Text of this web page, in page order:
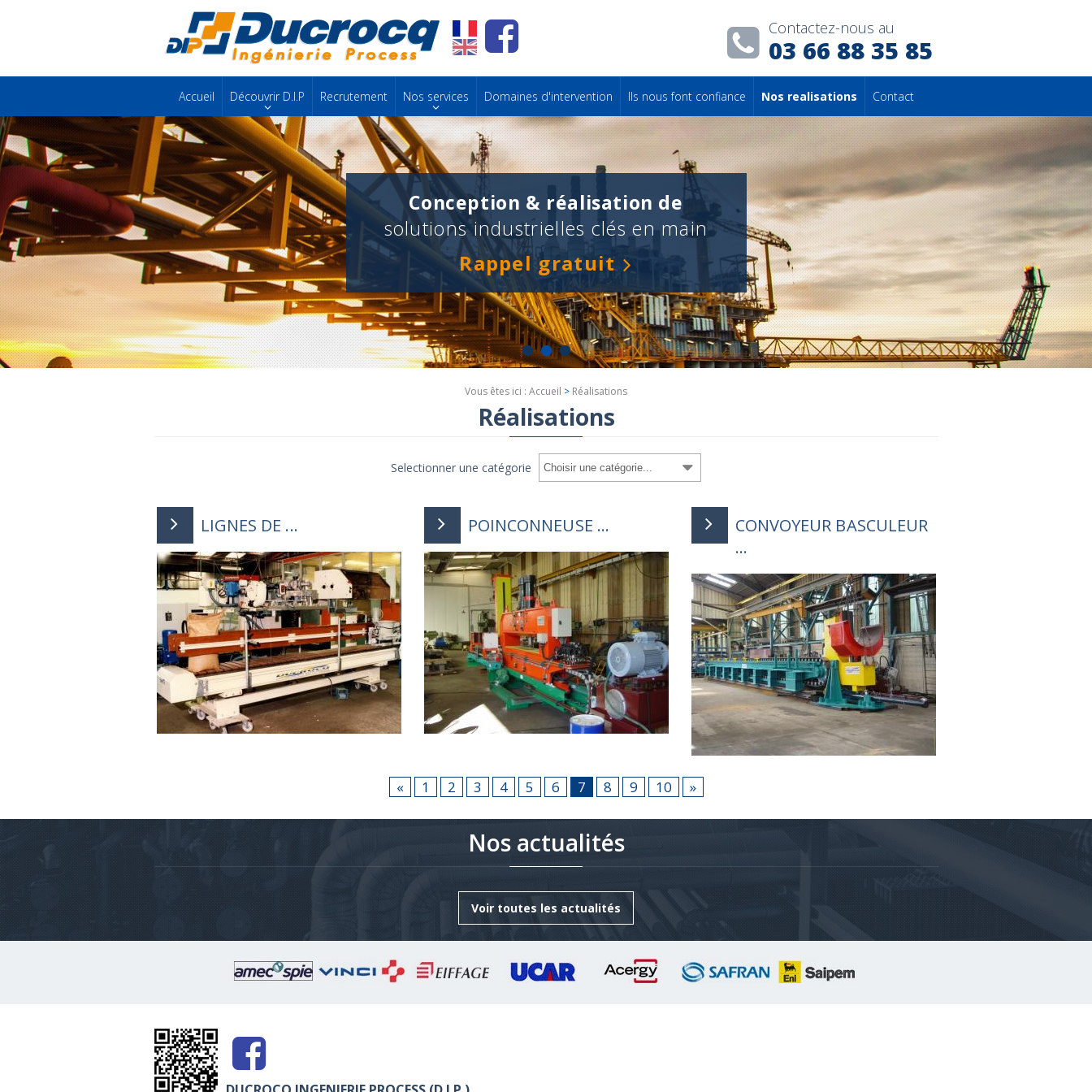
Contactez-nous au
03 66 88 35 85
Conception & réalisation de
solutions industrielles clés en main
Rappel gratuit
Accueil Découvrir D.I.P Recrutement Nos services Domaines d'intervention Ils nous font confiance Nos realisations Contact
Vous êtes ici : Accueil > Réalisations
Réalisations
Selectionner une catégorie
LIGNES DE ... POINCONNEUSE ...
CONVOYEUR BASCULEUR
...
Convoyeur basculeur à chaînes d'une
« 1 2 3 4 5 6 7 8 9 10 »
Nos actualités
Voir toutes les actualités